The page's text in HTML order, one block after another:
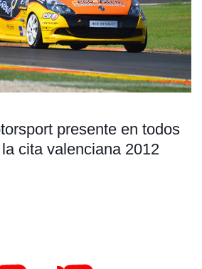
presente en todos
cita valenciana 2012